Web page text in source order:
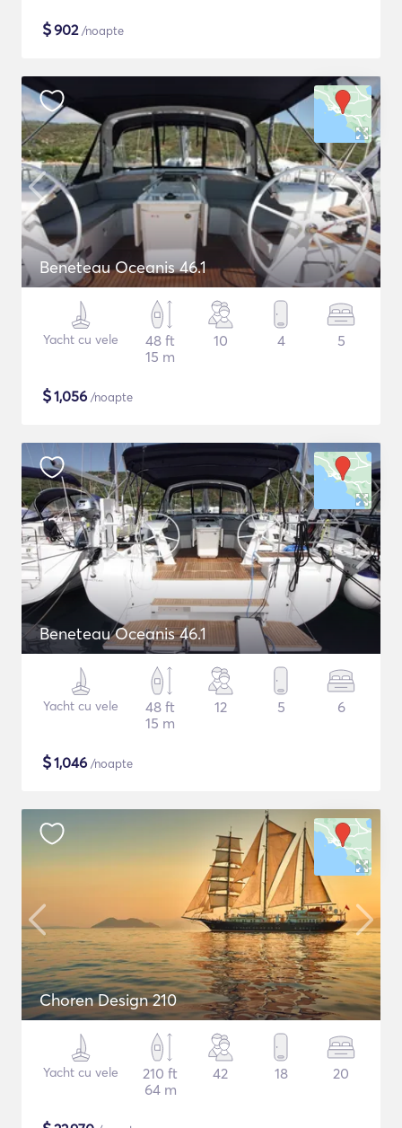
$902/noapte
Beneteau Oceanis 46.1
Yacht cu vele
48 ft
15 m
10 4 5
$1,056 /noapte
Beneteau Oceanis 46.1
Yacht cu vele
48 ft
15 m
12 5 6
$1,046 /noapte
Choren Design 210
Yacht cu vele
210 ft
64 m
42 18 20